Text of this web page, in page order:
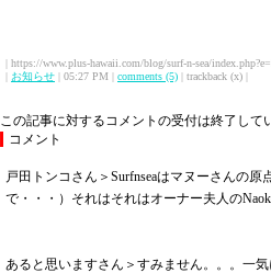
| https://www.plus-hawaii.com/blog/surf-n-sea/
| お知らせ | 05:27 PM | comments (5) | trackback (x) |
この記事に対するコメントの受付は終了して
コメント
戸田トンコさん＞Surfnseaはマヌーさんの
で・・・）それはそれはオーナー夫人の
あると思いますさん＞すみません。。。一